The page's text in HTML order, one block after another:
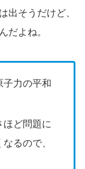
出そうだけど、
だよね。
子力の平和
ほど問題に
るので、